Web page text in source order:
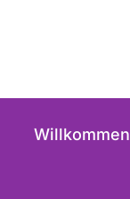
Willkommen